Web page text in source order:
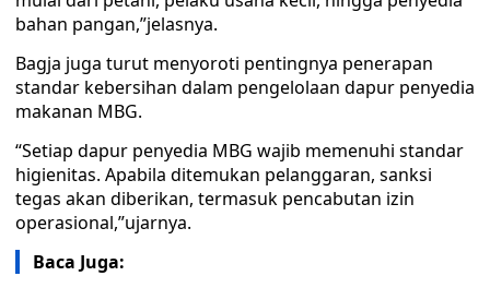
bahan pangan,”jelasnya.
Bagja juga turut menyoroti pentingnya penerapan
standar kebersihan dalam pengelolaan dapur penyedia
makanan MBG.
“Setiap dapur penyedia MBG wajib memenuhi standar
higienitas. Apabila ditemukan pelanggaran, sanksi
tegas akan diberikan, termasuk pencabutan izin
operasional,”ujarnya.
Baca Juga: